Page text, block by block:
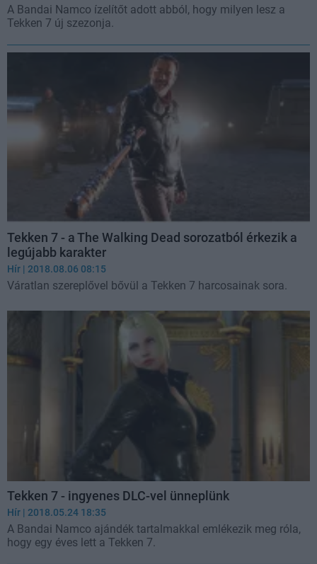
A Bandai Namco ízelítőt adott abból, hogy milyen lesz a
Tekken 7 új szezonja.
Tekken 7 - a The Walking Dead sorozatból érkezik a
legújabb karakter
Hír | 2018.08.06 08:15
Váratlan szereplővel bővül a Tekken 7 harcosainak sora.
Tekken 7 - ingyenes DLC-vel ünneplünk
Hír | 2018.05.24 18:35
A Bandai Namco ajándék tartalmakkal emlékezik meg róla,
hogy egy éves lett a Tekken 7.